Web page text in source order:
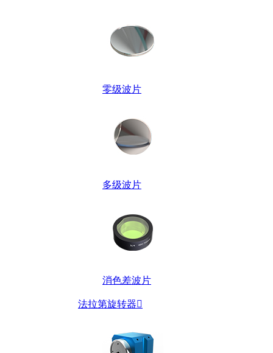
零级波片
多级波片
消色差波片
法拉第旋转器